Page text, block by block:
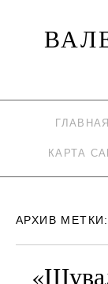
ГЛАВНАЯ
КАРТА
АРХИВ МЕТКИ: